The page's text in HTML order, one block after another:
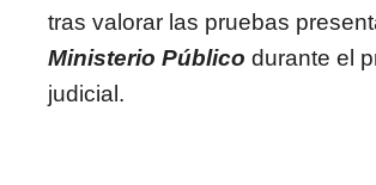
tras valorar las pruebas
Ministerio Público durante el
judicial.